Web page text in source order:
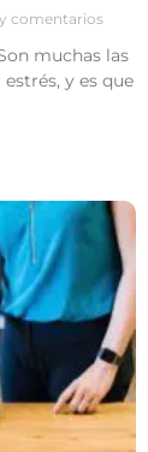
comentarios
muchas las
y es que